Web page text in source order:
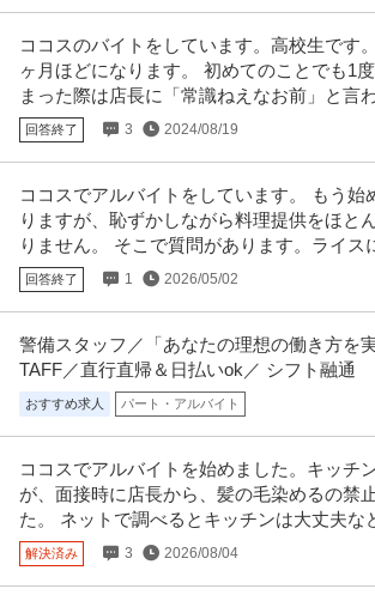
年収500万円〜1,000万円
◢◤プロダクトマネージャー◢◤サービス・組織拡大の
レシピ動画アプリPdMを募集！…続きを見る
児支援制度あり
株式会社マッシュビューティーラボ
新着 契約社員 交通費支給 学歴不問 昇給あり
年収305.2万円〜750万円
株式会社マッシュビューティーラボ 【本社／麹町】
店舗管理・店舗運営 ／ 「次世代／着実なキャ
ブランドでチャレンジ／月9休／伝統と革新／
株式会社晃商
新着 U・IターンOK 土日休み 残業月20時間以内
年収300万円〜500万円
【職種】サービス＞店舗管理・店舗運営 【業種】サー
などに応じ、当該求人をビズ …続きを見る
ココスのバイトをしています。高校生です
ヶ月ほどになります。 初めてのことでも1
まった際は店長に「常識ねえなお前」と言
回答終了 3 2024/08/19
ココスでアルバイトをしています。 もう始
りますが、恥ずかしながら料理提供をほと
りません。 そこで質問があります。ライス
回答終了 1 2026/05/02
警備スタッフ／「あなたの理想の働き方を
TAFF／直行直帰＆日払いok／ シフト融通
おすすめ求人 パート・アルバイト
ココスでアルバイトを始めました。キッチ
が、面接時に店長から、髪の毛染めるの禁
た。 ネットで調べるとキッチンは大丈夫な
解決済み 3 2026/08/04